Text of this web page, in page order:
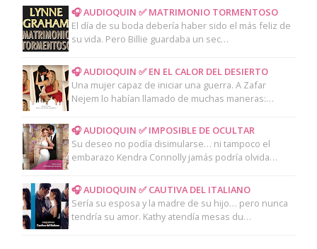
🎧 AUDIOQUIN ✅ MATRIMONIO TORMENTOSO
El día de su boda debería haber sido el más feliz de
su vida. Pero Billie guardaba un sec…
🎧 AUDIOQUIN ✅ EN EL CALOR DEL DESIERTO
Una mujer capaz de iniciar una guerra. A Zafar
Nejem lo habían llamado de muchas maneras:…
🎧 AUDIOQUIN ✅ IMPOSIBLE DE OCULTAR
Su deseo no podía disimularse… ni tampoco el
embarazo Kendra Connolly jamás podría olvida…
🎧 AUDIOQUIN ✅ CAUTIVA DEL ITALIANO
Sería su esposa y la madre de su hijo… pero nunca
tendría su amor. Kathy atendía mesas du…